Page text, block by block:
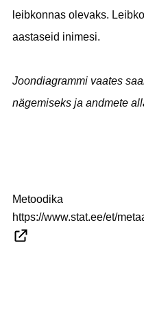
leibkonnas olevaks.
aastaseid inimesi.
Joondiagrammi vaates
nägemiseks ja andmete
Metoodika
https://www.stat.ee/et/